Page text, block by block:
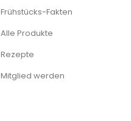
Frühstücks-Fakten
Alle Produkte
Rezepte
Mitglied werden